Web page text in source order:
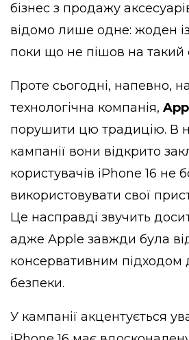
бізнес з продажу
відомо лише одне: жоден
поки що не пішов на такий
Проте сьогодні, напевно,
технологічна компанія,
порушити цю традицію. В
кампанії вони відкрито
користувачів iPhone 16 не
використовувати свої
Це насправді звучить
адже Apple завжди була
консервативним підходом
безпеки.
У кампанії акцентується